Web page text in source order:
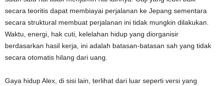
secara teoritis dapat membiayai perjalanan ke Jepang sementara
secara struktural membuat perjalanan ini tidak mungkin dilakukan.
Waktu, energi, hak cuti, kelelahan hidup yang diorganisir
berdasarkan hasil kerja, ini adalah batasan-batasan sah yang tidak
secara otomatis hilang dari uang.
Gaya hidup Alex, di sisi lain, terlihat dari luar seperti versi yang